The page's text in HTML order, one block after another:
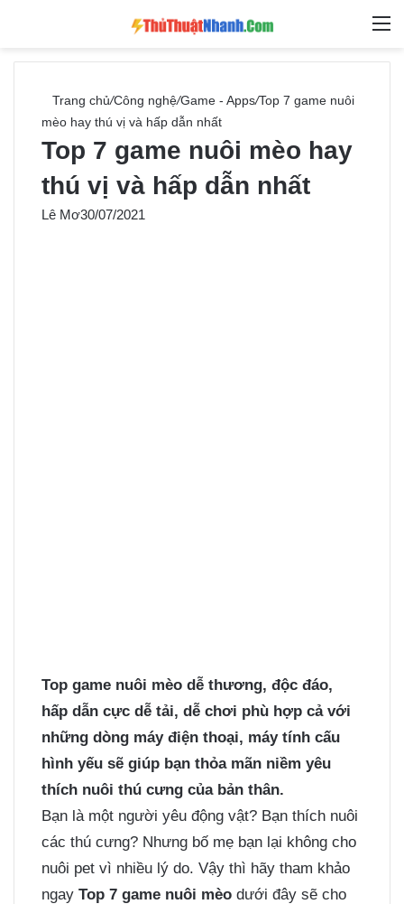
Tìm
Trang chủ/Công nghệ/Game - Apps/Top 7 game nuôi
mèo hay thú vị và hấp dẫn nhất
Top 7 game nuôi mèo hay
thú vị và hấp dẫn nhất
Lê Mơ30/07/2021
Top game nuôi mèo dễ thương, độc đáo,
hấp dẫn cực dễ tải, dễ chơi phù hợp cả với
những dòng máy điện thoại, máy tính cấu
hình yếu sẽ giúp bạn thỏa mãn niềm yêu
thích nuôi thú cưng của bản thân.
Bạn là một người yêu động vật? Bạn thích nuôi
các thú cưng? Nhưng bố mẹ bạn lại không cho
nuôi pet vì nhiều lý do. Vậy thì hãy tham khảo
ngay Top 7 game nuôi mèo dưới đây sẽ cho